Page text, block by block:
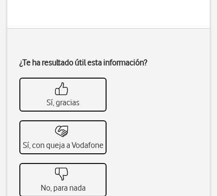
¿Te ha resultado útil esta información?
Sí, gracias
Sí, con queja a Vodafone
No, para nada